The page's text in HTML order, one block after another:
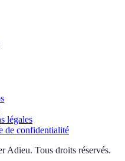
légales
de confidentialité
Adieu. Tous droits réservés.